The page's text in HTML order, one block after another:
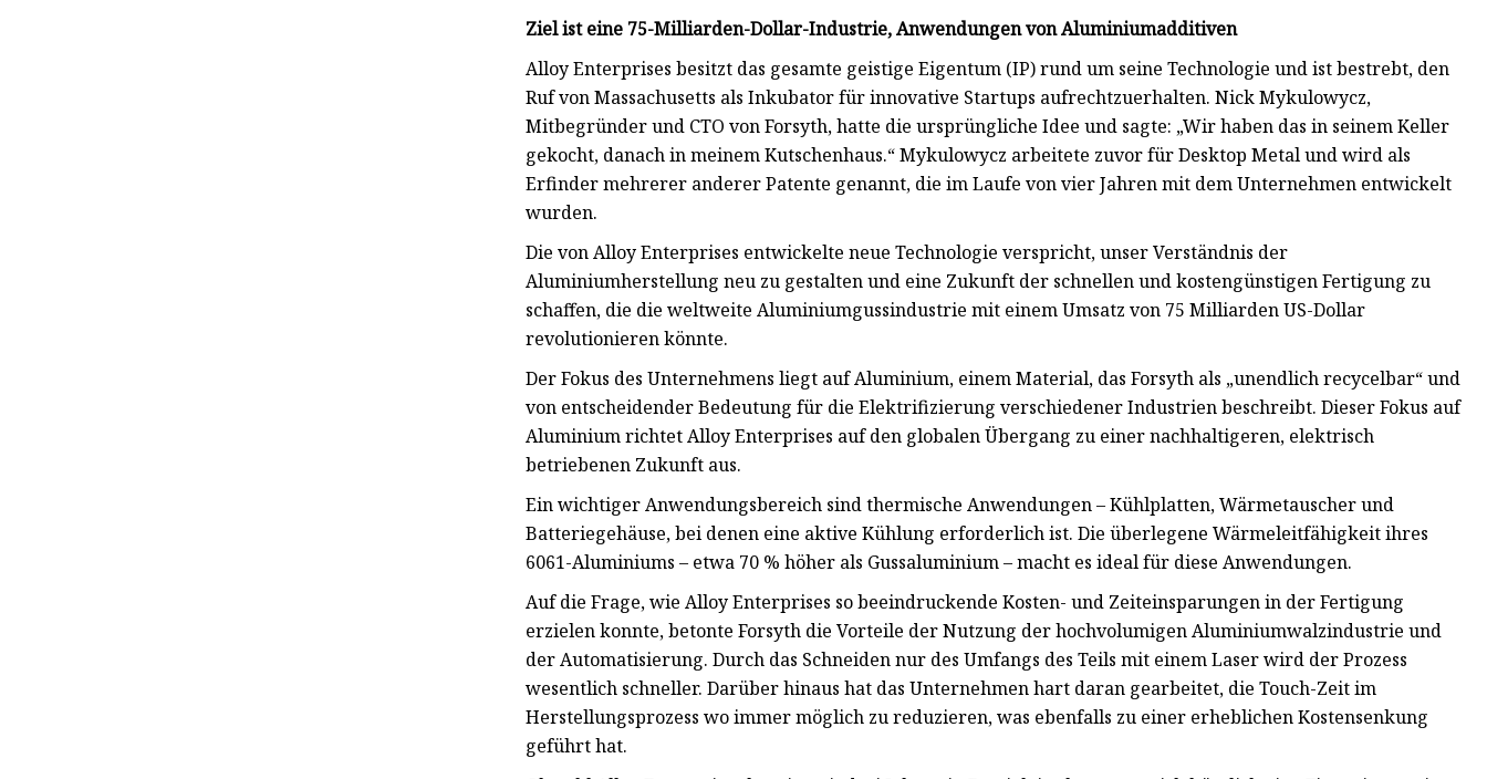
Ziel ist eine 75-Milliarden-Dollar-Industrie, Anwendungen von Aluminiumadditiven
Alloy Enterprises besitzt das gesamte geistige Eigentum (IP) rund um seine Technologie und ist bestrebt, den
Ruf von Massachusetts als Inkubator für innovative Startups aufrechtzuerhalten. Nick Mykulowycz,
Mitbegründer und CTO von Forsyth, hatte die ursprüngliche Idee und sagte: „Wir haben das in seinem Keller
gekocht, danach in meinem Kutschenhaus.“ Mykulowycz arbeitete zuvor für Desktop Metal und wird als
Erfinder mehrerer anderer Patente genannt, die im Laufe von vier Jahren mit dem Unternehmen entwickelt
wurden.
Die von Alloy Enterprises entwickelte neue Technologie verspricht, unser Verständnis der
Aluminiumherstellung neu zu gestalten und eine Zukunft der schnellen und kostengünstigen Fertigung zu
schaffen, die die weltweite Aluminiumgussindustrie mit einem Umsatz von 75 Milliarden US-Dollar
revolutionieren könnte.
Der Fokus des Unternehmens liegt auf Aluminium, einem Material, das Forsyth als „unendlich recycelbar“ und
von entscheidender Bedeutung für die Elektrifizierung verschiedener Industrien beschreibt. Dieser Fokus auf
Aluminium richtet Alloy Enterprises auf den globalen Übergang zu einer nachhaltigeren, elektrisch
betriebenen Zukunft aus.
Ein wichtiger Anwendungsbereich sind thermische Anwendungen – Kühlplatten, Wärmetauscher und
Batteriegehäuse, bei denen eine aktive Kühlung erforderlich ist. Die überlegene Wärmeleitfähigkeit ihres
6061-Aluminiums – etwa 70 % höher als Gussaluminium – macht es ideal für diese Anwendungen.
Auf die Frage, wie Alloy Enterprises so beeindruckende Kosten- und Zeiteinsparungen in der Fertigung
erzielen konnte, betonte Forsyth die Vorteile der Nutzung der hochvolumigen Aluminiumwalzindustrie und
der Automatisierung. Durch das Schneiden nur des Umfangs des Teils mit einem Laser wird der Prozess
wesentlich schneller. Darüber hinaus hat das Unternehmen hart daran gearbeitet, die Touch-Zeit im
Herstellungsprozess wo immer möglich zu reduzieren, was ebenfalls zu einer erheblichen Kostensenkung
geführt hat.